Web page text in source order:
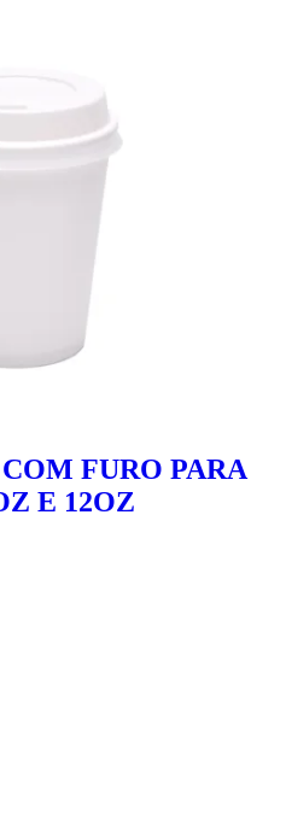
FURO PARA
E 12OZ